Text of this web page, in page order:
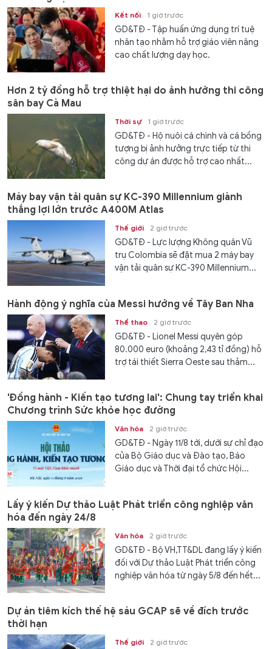
Kết nối 1 giờ trước
GD&TĐ - Tập huấn ứng dụng trí tuệ
nhân tạo nhằm hỗ trợ giáo viên nâng
cao chất lượng dạy học.
Hơn 2 tỷ đồng hỗ trợ thiệt hại do ảnh hưởng thi công
sân bay Cà Mau
Thời sự 1 giờ trước
GD&TĐ - Hộ nuôi cá chình và cá bống
tượng bị ảnh hưởng trực tiếp từ thi
công dự án được hỗ trợ cao nhất...
Máy bay vận tải quân sự KC-390 Millennium giành
thắng lợi lớn trước A400M Atlas
Thế giới 2 giờ trước
GD&TĐ - Lực lượng Không quân Vũ
trụ Colombia sẽ đặt mua 2 máy bay
vận tải quân sự KC-390 Millennium...
Hành động ý nghĩa của Messi hướng về Tây Ban Nha
Thể thao 2 giờ trước
GD&TĐ - Lionel Messi quyên góp
80.000 euro (khoảng 2,43 tỉ đồng) hỗ
trợ tái thiết Sierra Oeste sau thảm...
'Đồng hành - Kiến tạo tương lai': Chung tay triển khai
Chương trình Sức khỏe học đường
Văn hóa 2 giờ trước
GD&TĐ - Ngày 11/8 tới, dưới sự chỉ đạo
của Bộ Giáo dục và Đào tạo, Báo
Giáo dục và Thời đại tổ chức Hội...
Lấy ý kiến Dự thảo Luật Phát triển công nghiệp văn
hóa đến ngày 24/8
Văn hóa 2 giờ trước
GD&TĐ - Bộ VH,TT&DL đang lấy ý kiến
đối với Dự thảo Luật Phát triển công
nghiệp văn hóa từ ngày 5/8 đến hết...
Dự án tiêm kích thế hệ sáu GCAP sẽ về đích trước
thời hạn
Thế giới 2 giờ trước